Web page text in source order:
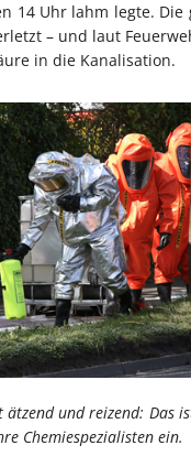
14 Uhr lahm legte. Die
– und laut
in die Kanalisation.
und reizend: Das
Chemiespezialisten ein.